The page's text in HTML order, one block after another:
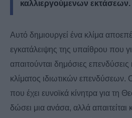
καλλιεργούμενων εκτάσεων.
Αυτό δημιουργεί ένα κλίμα
εγκατάλειψης της υπαίθρου που
απαιτούνται δημόσιες επενδύσεις
κλίματος ιδιωτικών επενδύσεων.
που έχει ευνοϊκά κίνητρα για τη
δώσει μια ανάσα, αλλά απαιτείται